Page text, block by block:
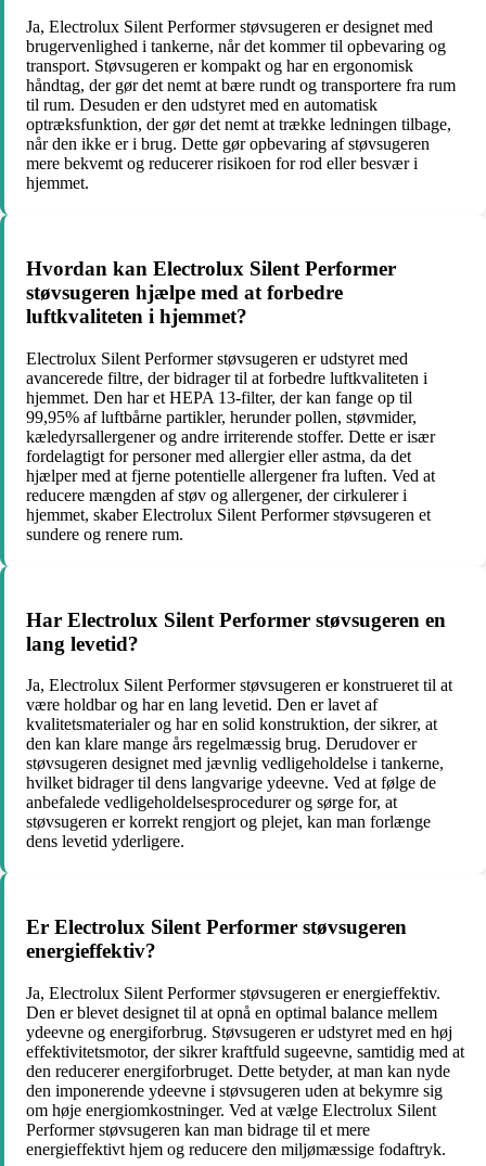
Ja, Electrolux Silent Performer støvsugeren er designet med
brugervenlighed i tankerne, når det kommer til opbevaring og
transport. Støvsugeren er kompakt og har en ergonomisk
håndtag, der gør det nemt at bære rundt og transportere fra rum
til rum. Desuden er den udstyret med en automatisk
optræksfunktion, der gør det nemt at trække ledningen tilbage,
når den ikke er i brug. Dette gør opbevaring af støvsugeren
mere bekvemt og reducerer risikoen for rod eller besvær i
hjemmet.
Hvordan kan Electrolux Silent Performer
støvsugeren hjælpe med at forbedre
luftkvaliteten i hjemmet?
Electrolux Silent Performer støvsugeren er udstyret med
avancerede filtre, der bidrager til at forbedre luftkvaliteten i
hjemmet. Den har et HEPA 13-filter, der kan fange op til
99,95% af luftbårne partikler, herunder pollen, støvmider,
kæledyrsallergener og andre irriterende stoffer. Dette er især
fordelagtigt for personer med allergier eller astma, da det
hjælper med at fjerne potentielle allergener fra luften. Ved at
reducere mængden af ​​støv og allergener, der cirkulerer i
hjemmet, skaber Electrolux Silent Performer støvsugeren et
sundere og renere rum.
Har Electrolux Silent Performer støvsugeren en
lang levetid?
Ja, Electrolux Silent Performer støvsugeren er konstrueret til at
være holdbar og har en lang levetid. Den er lavet af
kvalitetsmaterialer og har en solid konstruktion, der sikrer, at
den kan klare mange års regelmæssig brug. Derudover er
støvsugeren designet med jævnlig vedligeholdelse i tankerne,
hvilket bidrager til dens langvarige ydeevne. Ved at følge de
anbefalede vedligeholdelsesprocedurer og sørge for, at
støvsugeren er korrekt rengjort og plejet, kan man forlænge
dens levetid yderligere.
Er Electrolux Silent Performer støvsugeren
energieffektiv?
Ja, Electrolux Silent Performer støvsugeren er energieffektiv.
Den er blevet designet til at opnå en optimal balance mellem
ydeevne og energiforbrug. Støvsugeren er udstyret med en høj
effektivitetsmotor, der sikrer kraftfuld sugeevne, samtidig med at
den reducerer energiforbruget. Dette betyder, at man kan nyde
den imponerende ydeevne i støvsugeren uden at bekymre sig
om høje energiomkostninger. Ved at vælge Electrolux Silent
Performer støvsugeren kan man bidrage til et mere
energieffektivt hjem og reducere den miljømæssige fodaftryk.